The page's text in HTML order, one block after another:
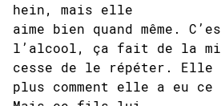
hein, mais elle
aime bien quand même.
l’alcool, ça fait de la
cesse de le répéter. Elle
plus comment elle a eu